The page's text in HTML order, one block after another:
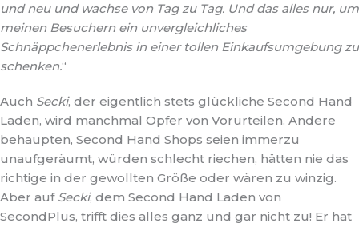
und neu und wachse von Tag zu Tag. Und das alles nur, um
meinen Besuchern ein unvergleichliches
Schnäppchenerlebnis in einer tollen Einkaufsumgebung zu
schenken.“
Auch Secki, der eigentlich stets glückliche Second Hand
Laden, wird manchmal Opfer von Vorurteilen. Andere
behaupten, Second Hand Shops seien immerzu
unaufgeräumt, würden schlecht riechen, hätten nie das
richtige in der gewollten Größe oder wären zu winzig.
Aber auf Secki, dem Second Hand Laden von
SecondPlus, trifft dies alles ganz und gar nicht zu! Er hat